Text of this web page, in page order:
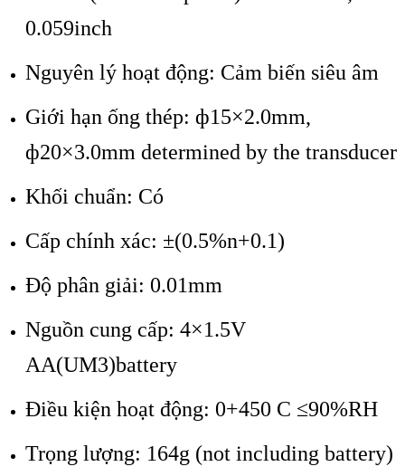
0.059inch
Nguyên lý hoạt động: Cảm biến siêu âm
Giới hạn ống thép: ф15×2.0mm,
ф20×3.0mm determined by the transducer
Khối chuẩn: Có
Cấp chính xác: ±(0.5%n+0.1)
Độ phân giải: 0.01mm
Nguồn cung cấp: 4×1.5V
AA(UM3)battery
Điều kiện hoạt động: 0+450 C ≤90%RH
Trọng lượng: 164g (not including battery)